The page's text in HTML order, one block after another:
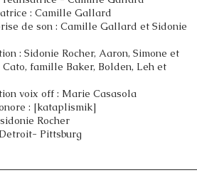
: Camille Gallard
de son : Camille Gallard et Sidonie
: Sidonie Rocher, Aaron, Simone et
Cato, famille Baker, Bolden, Leh et
voix off : Marie Casasola
: [kataplismik]
Rocher
Pittsburg